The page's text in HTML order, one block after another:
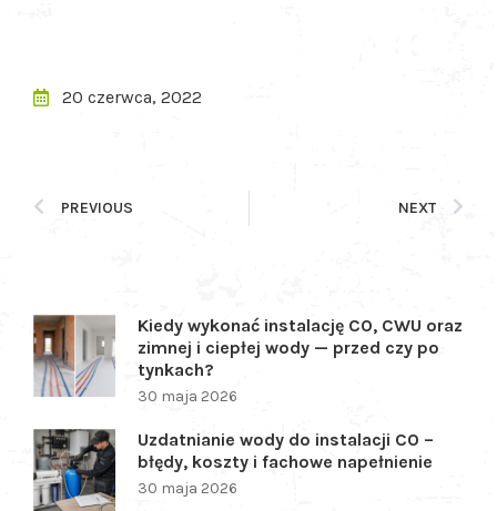
20 czerwca, 2022
PREVIOUS NEXT
Kiedy wykonać instalację CO, CWU oraz
zimnej i ciepłej wody — przed czy po
tynkach?
30 maja 2026
Uzdatnianie wody do instalacji CO –
błędy, koszty i fachowe napełnienie
30 maja 2026